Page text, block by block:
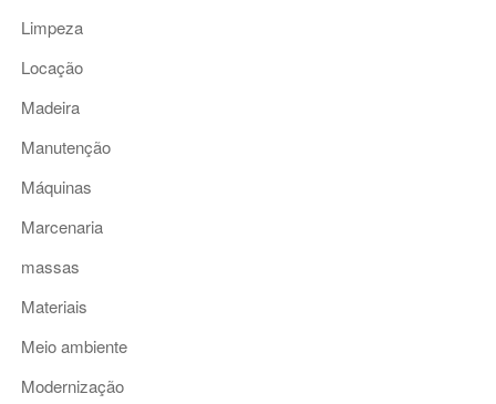
Limpeza
Locação
Madeira
Manutenção
Máquinas
Marcenaria
massas
Materiais
Meio ambiente
Modernização